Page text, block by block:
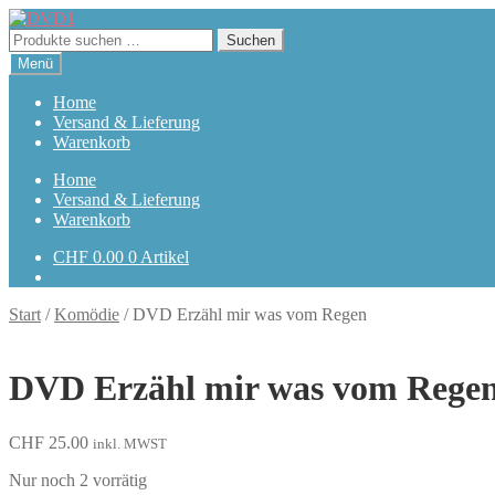
Zur
Navigation
springen
Zum
Inhalt
springen
Suchen
nach:
Suchen
Menü
Home
Versand & Lieferung
Warenkorb
Home
Versand & Lieferung
Warenkorb
CHF 0.00 0 Artikel
Start /Komödie /DVD Erzähl mir was vom Regen
DVD Erzähl mir was vom
CHF 25.00 inkl. MWST
Nur noch 2 vorrätig